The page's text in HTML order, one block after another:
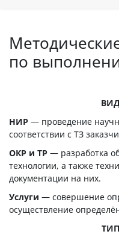
по
НИР — проведение
соответствии с ТЗ
ОКР и ТР — разработка
технологии, а также
документации на них.
Услуги — совершение
осуществление